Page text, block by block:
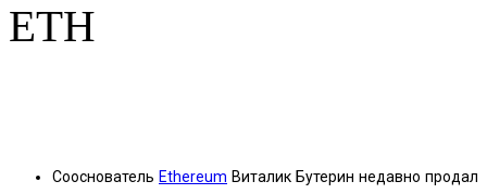
ETH
Сооснователь Ethereum Виталик Бутерин недавно продал